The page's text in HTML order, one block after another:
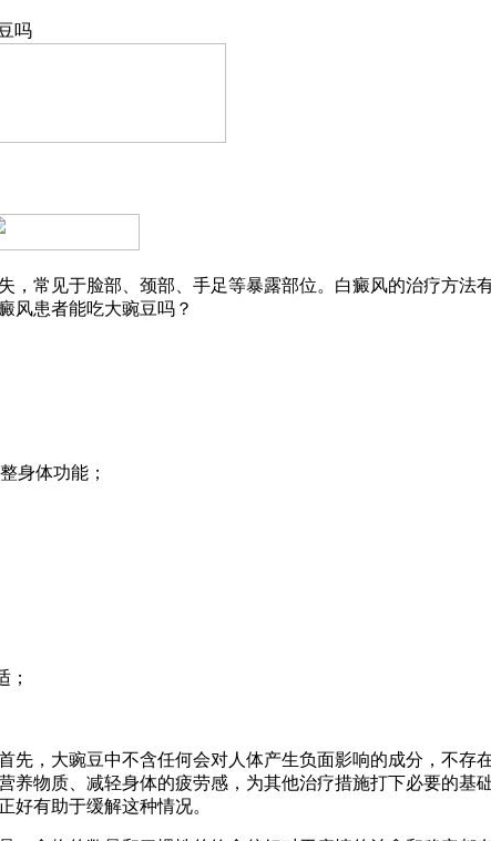
吗
常见于脸部、颈部、手足等暴露部位。白癜风的治疗方法
风患者能吃大豌豆吗？
身体功能；
；
，大豌豆中不含任何会对人体产生负面影响的成分，不存
物质、减轻身体的疲劳感，为其他治疗措施打下必要的基
好有助于缓解这种情况。